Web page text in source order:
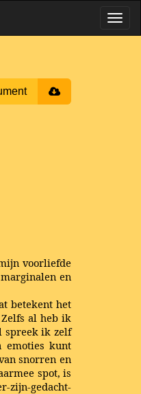
voorliefde
en
betekent het
al heb ik
spreek ik zelf
emoties kunt
snorren en
spot, is
zijn-gedacht-